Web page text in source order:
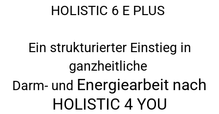
HOLISTIC 6 E PLUS
Ein strukturierter Einstieg in
ganzheitliche
Darm- und Energiearbeit nach
HOLISTIC 4 YOU